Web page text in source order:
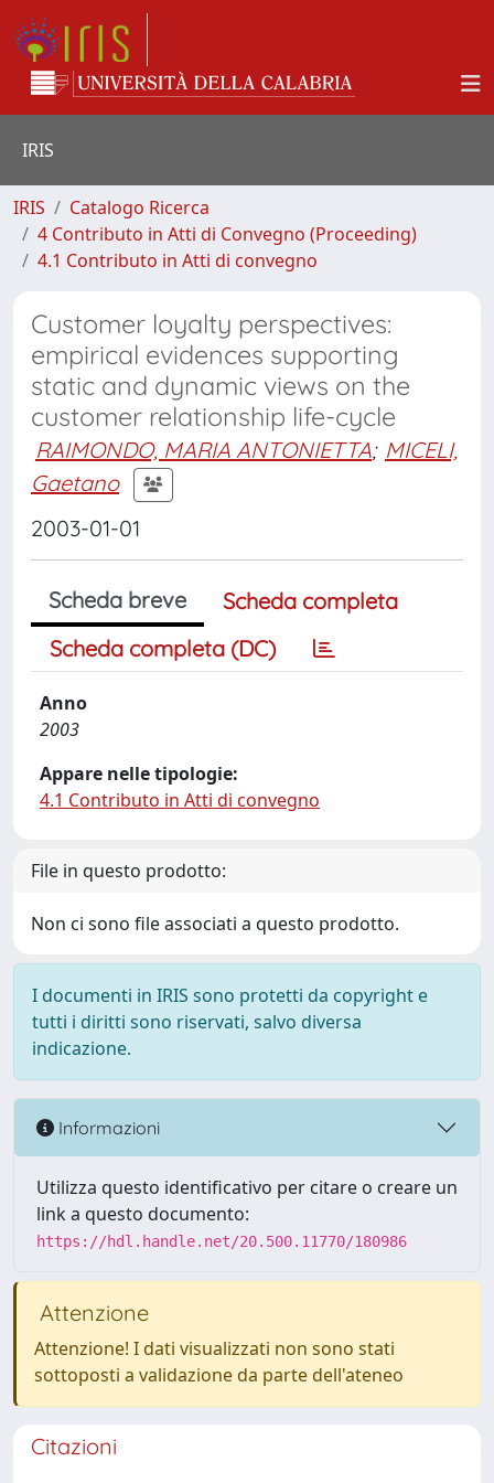
IRIS
IRIS
Catalogo Ricerca
4 Contributo in Atti di Convegno (Proceeding)
4.1 Contributo in Atti di convegno
Customer loyalty perspectives:
empirical evidences supporting
static and dynamic views on the
customer relationship life-cycle
RAIMONDO, MARIA ANTONIETTA; MICELI,
Gaetano
2003-01-01
Scheda breve
Scheda completa
Scheda completa (DC)
Anno
2003
Appare nelle tipologie:
4.1 Contributo in Atti di convegno
File in questo prodotto:
Non ci sono file associati a questo prodotto.
I documenti in IRIS sono protetti da copyright e
tutti i diritti sono riservati, salvo diversa
indicazione.
Informazioni
Utilizza questo identificativo per citare o creare un
link a questo documento:
https://hdl.handle.net/20.500.11770/180986
Attenzione
Attenzione! I dati visualizzati non sono stati
sottoposti a validazione da parte dell'ateneo
Citazioni